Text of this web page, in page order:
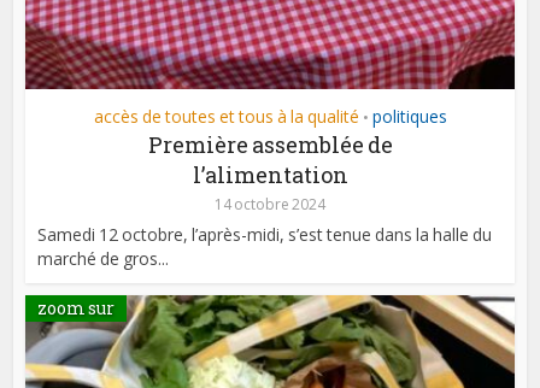
accès de toutes et tous à la qualité • politiques
Première assemblée de
l’alimentation
14 octobre 2024
Samedi 12 octobre, l’après-midi, s’est tenue dans la halle du
marché de gros...
zoom sur